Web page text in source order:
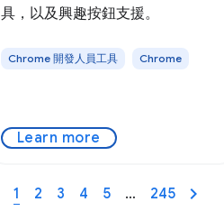
具，以及興趣按鈕支援。
Chrome 開發人員工具 Chrome
Learn more
1 2 3 4 5 … 245